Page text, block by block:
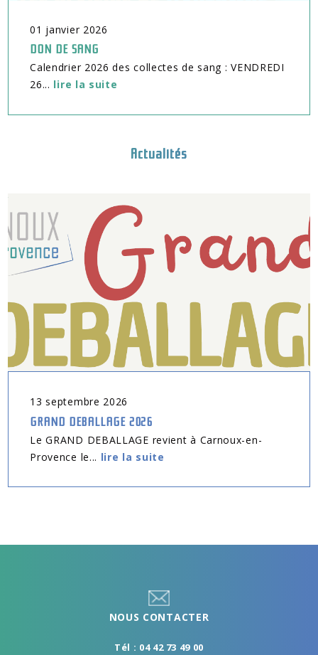
01 janvier 2026
DON DE SANG
Calendrier 2026 des collectes de sang : VENDREDI
26... lire la suite
Actualités
13 septembre 2026
GRAND DEBALLAGE 2026
Le GRAND DEBALLAGE revient à Carnoux-en-
Provence le... lire la suite
NOUS CONTACTER
Tél : 04 42 73 49 00